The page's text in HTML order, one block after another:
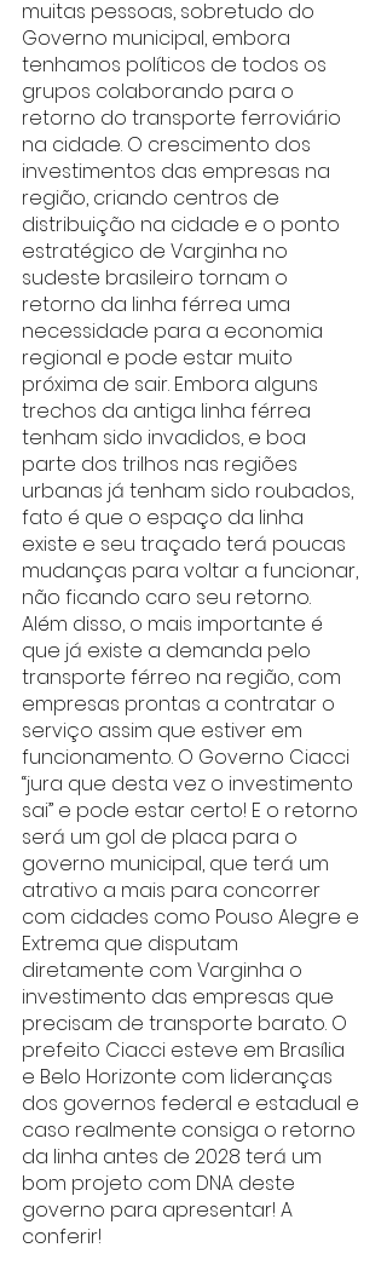
muitas pessoas, sobretudo do
Governo municipal, embora
tenhamos políticos de todos os
grupos colaborando para o
retorno do transporte ferroviário
na cidade. O crescimento dos
investimentos das empresas na
região, criando centros de
distribuição na cidade e o ponto
estratégico de Varginha no
sudeste brasileiro tornam o
retorno da linha férrea uma
necessidade para a economia
regional e pode estar muito
próxima de sair. Embora alguns
trechos da antiga linha férrea
tenham sido invadidos, e boa
parte dos trilhos nas regiões
urbanas já tenham sido roubados,
fato é que o espaço da linha
existe e seu traçado terá poucas
mudanças para voltar a funcionar,
não ficando caro seu retorno.
Além disso, o mais importante é
que já existe a demanda pelo
transporte férreo na região, com
empresas prontas a contratar o
serviço assim que estiver em
funcionamento. O Governo Ciacci
“jura que desta vez o investimento
sai” e pode estar certo! E o retorno
será um gol de placa para o
governo municipal, que terá um
atrativo a mais para concorrer
com cidades como Pouso Alegre e
Extrema que disputam
diretamente com Varginha o
investimento das empresas que
precisam de transporte barato. O
prefeito Ciacci esteve em Brasília
e Belo Horizonte com lideranças
dos governos federal e estadual e
caso realmente consiga o retorno
da linha antes de 2028 terá um
bom projeto com DNA deste
governo para apresentar! A
conferir!